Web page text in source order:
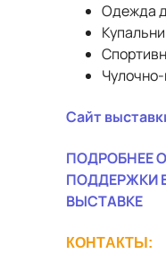
Одежда
Сайт
ПОДРОБНЕЕ
ПОДДЕРЖКИ
ВЫСТАВКЕ
КОНТАКТЫ :